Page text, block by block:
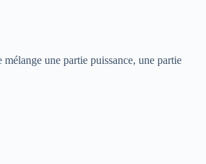
une partie puissance, une partie